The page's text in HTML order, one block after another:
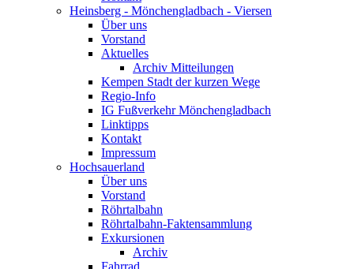
Heinsberg - Mönchengladbach - Viersen
Über uns
Vorstand
Aktuelles
Archiv Mitteilungen
Kempen Stadt der kurzen Wege
Regio-Info
IG Fußverkehr Mönchengladbach
Linktipps
Kontakt
Impressum
Hochsauerland
Über uns
Vorstand
Röhrtalbahn
Röhrtalbahn-Faktensammlung
Exkursionen
Archiv
Fahrrad